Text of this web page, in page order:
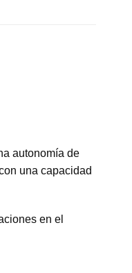
autonomía de
una capacidad
en el